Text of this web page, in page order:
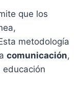
que los
metodología
comunicación,